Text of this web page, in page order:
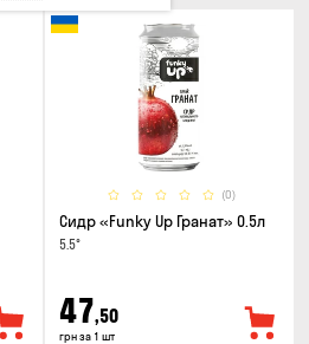
(0)
Сидр «Funky Up Гранат» 0.5л
5.5°
47,50
грн за 1 шт